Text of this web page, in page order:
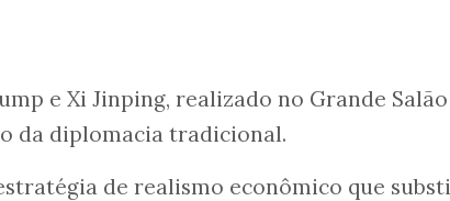
e Xi Jinping, realizado no Grande
da diplomacia tradicional.
de realismo econômico que